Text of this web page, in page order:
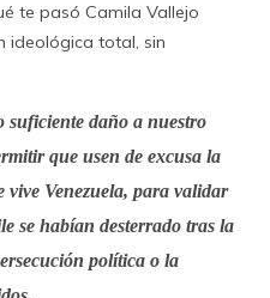
te pasó Camila Vallejo
ideológica total, sin
suficiente daño a nuestro
que usen de excusa la
vive Venezuela, para validar
se habían desterrado tras la
política o la